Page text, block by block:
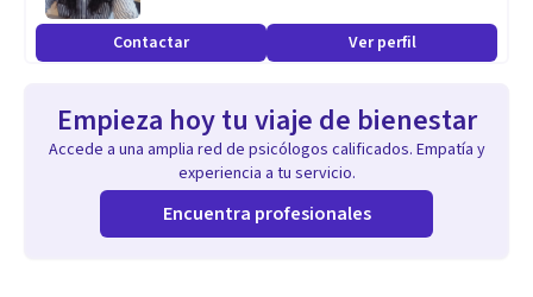
Contactar Ver perfil
Empieza hoy tu viaje de bienestar
Accede a una amplia red de psicólogos calificados. Empatía y
experiencia a tu servicio.
Encuentra profesionales